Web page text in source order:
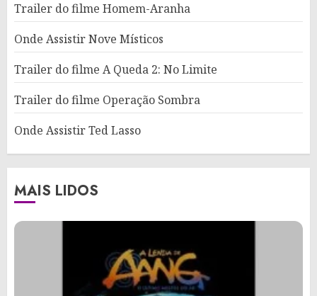
Trailer do filme Homem-Aranha
Onde Assistir Nove Místicos
Trailer do filme A Queda 2: No Limite
Trailer do filme Operação Sombra
Onde Assistir Ted Lasso
MAIS LIDOS